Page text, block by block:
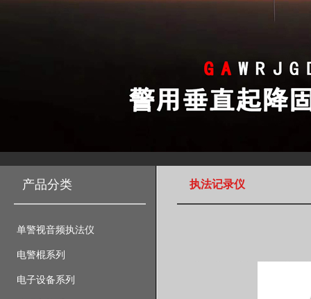
产品分类
单警视音频执法仪
电警棍系列
电子设备系列
执法记录仪